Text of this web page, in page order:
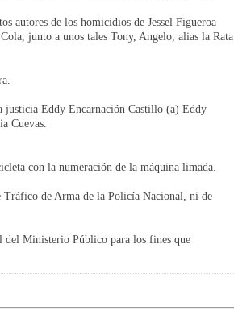
autores de los homicidios de Jessel Figueroa
junto a unos tales Tony, Angelo, alias la Rata
justicia Eddy Encarnación Castillo (a) Eddy
Cuevas.
con la numeración de la máquina limada.
Tráfico de Arma de la Policía Nacional, ni de
del Ministerio Público para los fines que